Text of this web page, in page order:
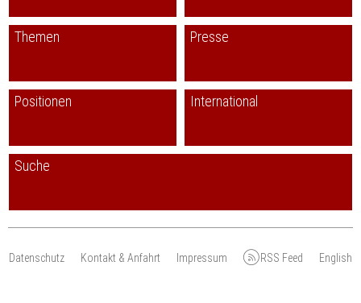
Themen Presse
Positionen International
Suche
Datenschutz Kontakt & Anfahrt Impressum RSS Feed English